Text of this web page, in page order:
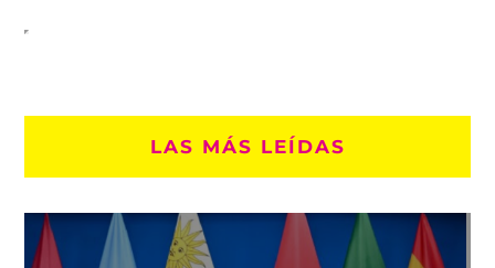
LAS MÁS LEÍDAS